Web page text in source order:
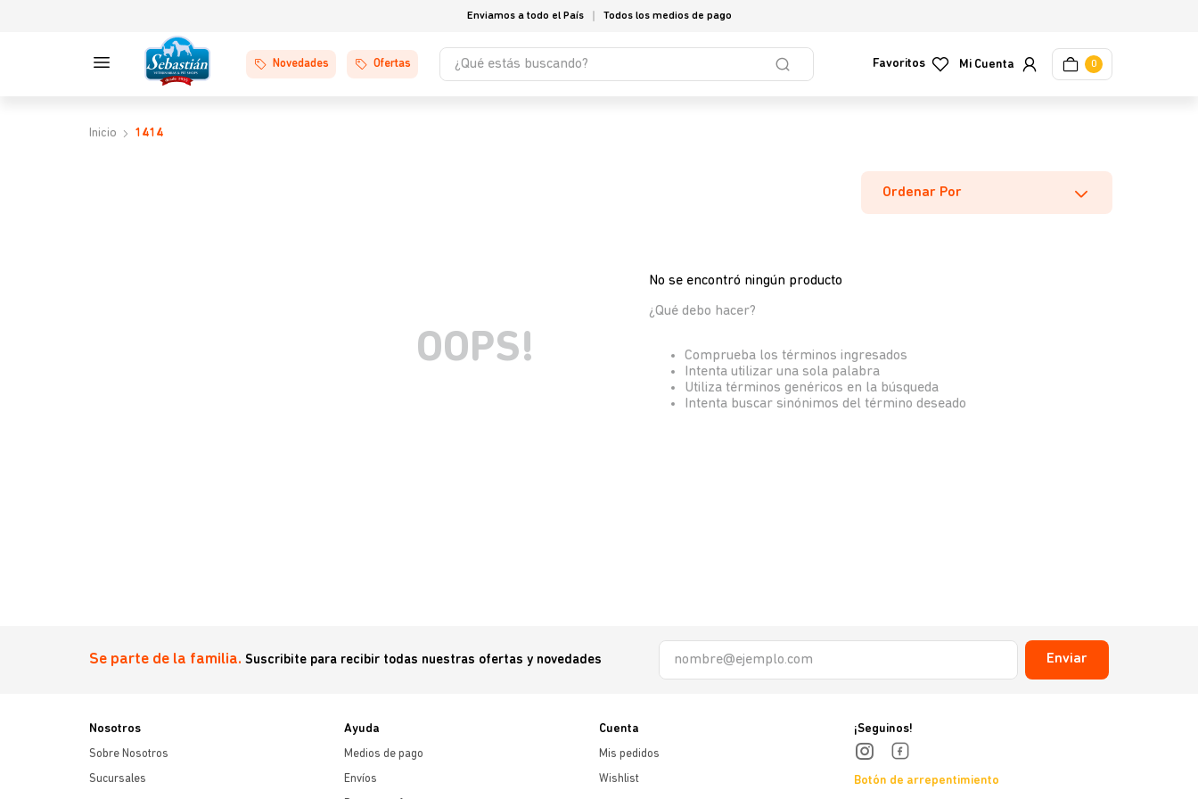
Enviamos a todo el País Todos los medios de pago
Novedades Ofertas
¿Qué estás buscando?
Favoritos 0
1414
Ordenar Por
OOPS!
No se encontró ningún producto
¿Qué debo hacer?
Comprueba los términos ingresados
Intenta utilizar una sola palabra
Utiliza términos genéricos en la búsqueda
Intenta buscar sinónimos del término deseado
Se parte de la familia. Suscribite para recibir todas nuestras ofertas y novedades Enviar
Nosotros
Sobre Nosotros
Sucursales
Ayuda
Medios de pago
Envíos
Cuenta
Mis pedidos
Wishlist
¡Seguinos!
Botón de arrepentimiento